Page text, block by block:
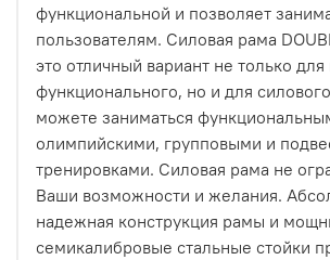
функциональной и позволяет
пользователям. Силовая рама
это отличный вариант не только для
функционального, но и для
можете заниматься
олимпийскими, групповыми и
тренировками. Силовая рама не
Ваши возможности и желания.
надежная конструкция рамы и
семикалибровые стальные стойки